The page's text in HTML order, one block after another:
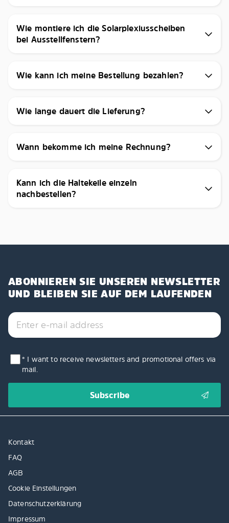
Wie montiere ich die Solarplexiusscheiben
bei Ausstellfenstern?
Wie kann ich meine Bestellung bezahlen?
Wie lange dauert die Lieferung?
Wann bekomme ich meine Rechnung?
Kann ich die Haltekeile einzeln
nachbestellen?
ABONNIEREN SIE UNSEREN NEWSLETTER
UND BLEIBEN SIE AUF DEM LAUFENDEN
* I want to receive newsletters and promotional offers via
mail.
Kontakt
FAQ
AGB
Cookie Einstellungen
Datenschutzerklärung
Impressum